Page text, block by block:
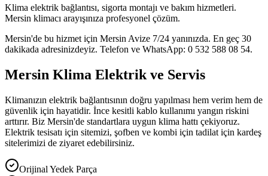
Klima elektrik bağlantısı, sigorta montajı ve bakım hizmetleri.
Mersin klimacı arayışınıza profesyonel çözüm.
Mersin'de bu hizmet için Mersin Avize 7/24 yanınızda. En geç 30
dakikada adresinizdeyiz. Telefon ve WhatsApp: 0 532 588 08 54.
Mersin Klima Elektrik ve Servis
Klimanızın elektrik bağlantısının doğru yapılması hem verim hem de
güvenlik için hayatidir. İnce kesitli kablo kullanımı yangın riskini
arttırır. Biz Mersin'de standartlara uygun klima hattı çekiyoruz.
Elektrik tesisatı için sitemizi, şofben ve kombi için tadilat için kardeş
sitelerimizi de ziyaret edebilirsiniz.
Orijinal Yedek Parça